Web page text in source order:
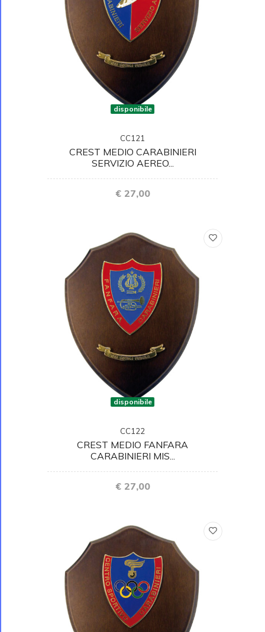
disponibile
CC121
CREST MEDIO CARABINIERI
SERVIZIO AEREO...
€ 27,00
disponibile
CC122
CREST MEDIO FANFARA
CARABINIERI MIS...
€ 27,00